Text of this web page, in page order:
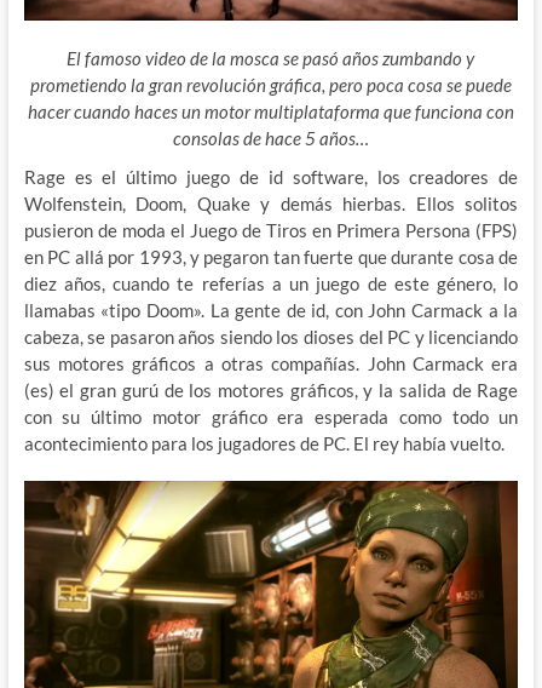
El famoso video de la mosca se pasó años zumbando y
prometiendo la gran revolución gráfica, pero poca cosa se puede
hacer cuando haces un motor multiplataforma que funciona con
consolas de hace 5 años…
Rage es el último juego de id software, los creadores de
Wolfenstein, Doom, Quake y demás hierbas. Ellos solitos
pusieron de moda el Juego de Tiros en Primera Persona (FPS)
en PC allá por 1993, y pegaron tan fuerte que durante cosa de
diez años, cuando te referías a un juego de este género, lo
llamabas «tipo Doom». La gente de id, con John Carmack a la
cabeza, se pasaron años siendo los dioses del PC y licenciando
sus motores gráficos a otras compañías. John Carmack era
(es) el gran gurú de los motores gráficos, y la salida de Rage
con su último motor gráfico era esperada como todo un
acontecimiento para los jugadores de PC. El rey había vuelto.